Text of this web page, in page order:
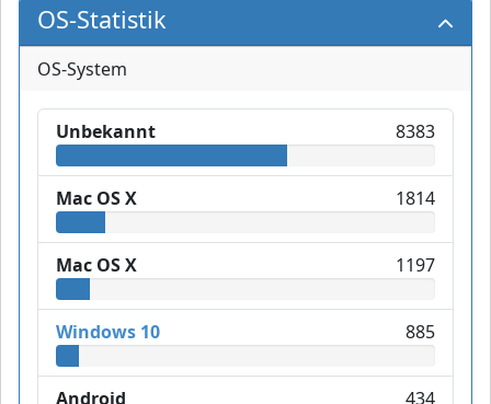
OS-Statistik
OS-System
Unbekannt 8383
Mac OS X 1814
Mac OS X 1197
Windows 10 885
Android 434